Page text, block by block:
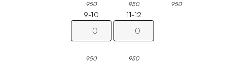
950 950 950
9-10
950
11-12
950